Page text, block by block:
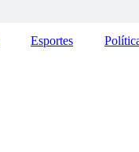
Esportes